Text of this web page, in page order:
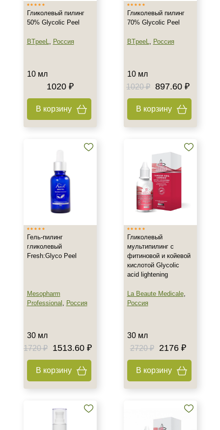
Азелаиновый
Гликолевый
Показать еще
Профессиональная
Тип кожи
Любой возраст
Любой возраст (от 18 лет)
Обновление
Осветление
Назначение против
Акне
Возрастные изменения
Гликолевый пилинг
50% Glycolic Peel
BTpeeL, Россия
10 мл
1020 ₽
В корзину
Гликолевый пилинг
70% Glycolic Peel
BTpeeL, Россия
10 мл
1020 ₽ 897.60 ₽
В корзину
Гель-пилинг
гликолевый
Fresh:Glyco Peel
Mesopharm
Professional , Россия
30 мл
1720 ₽
1513.60 ₽
В корзину
Гликолевый
мультипилинг с
фитиновой и койевой
кислотой Glycolic
acid lightening
La Beaute Medicale,
Россия
30 мл
2720 ₽
2176 ₽
В корзину